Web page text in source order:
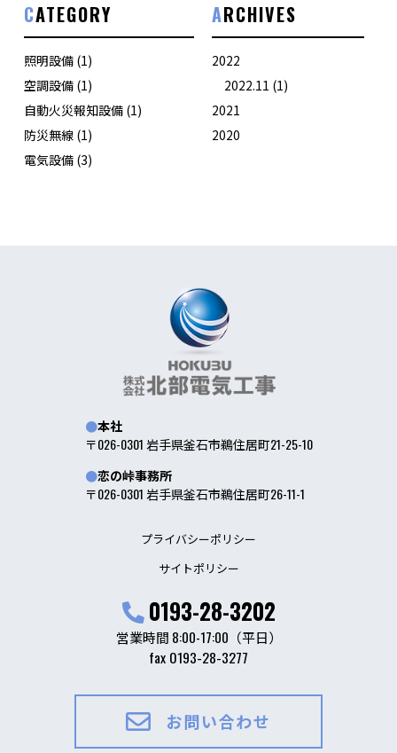
ビ
ゲ
ー
シ
CATEGORY
照明設備 (1)
空調設備 (1)
自動火災報知設備 (1)
防災無線 (1)
電気設備 (3)
ARCHIVES
2022
2022.11 (1)
2021
2020
本社
〒026-0301 岩手県釜石市鵜住居町21-25-10
恋の峠事務所
〒026-0301 岩手県釜石市鵜住居町26-11-1
プライバシーポリシー
サイトポリシー
0193-28-3202
営業時間 8:00-17:00（平日）
fax 0193-28-3277
お問い合わせ